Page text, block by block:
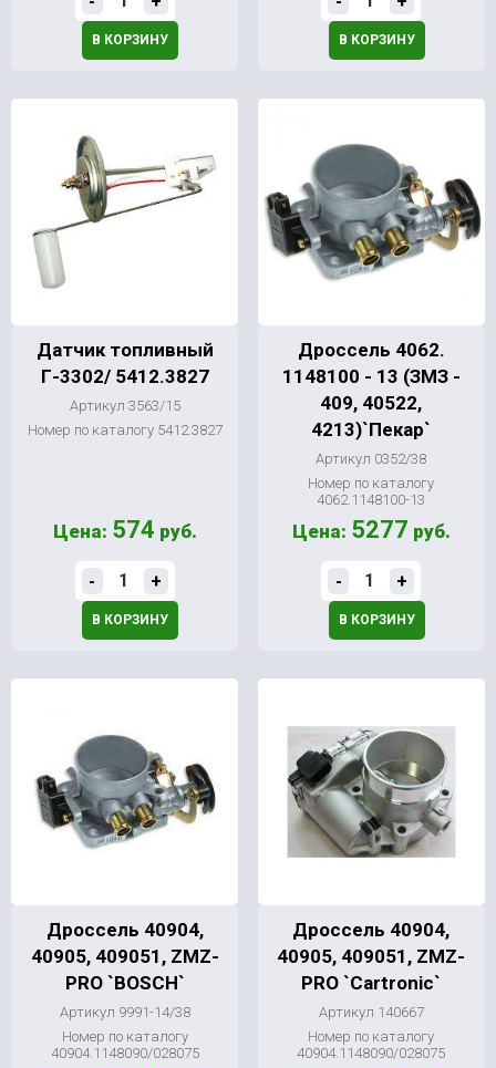
В КОРЗИНУ В КОРЗИНУ
Датчик топливный
Г-3302/ 5412.3827
Артикул 3563/15
Номер по каталогу 5412.3827
Цена: 574 руб.
- +
В КОРЗИНУ
Дроссель 4062.
1148100 - 13 (ЗМЗ -
409, 40522,
4213)`Пекар`
Артикул 0352/38
Номер по каталогу
4062.1148100-13
Цена: 5277 руб.
- +
В КОРЗИНУ
Дроссель 40904,
40905, 409051, ZMZ-
PRO `BOSCH`
Артикул 9991-14/38
Номер по каталогу
40904.1148090/028075
Дроссель 40904,
40905, 409051, ZMZ-
PRO `Cartronic`
Артикул 140667
Номер по каталогу
40904.1148090/028075